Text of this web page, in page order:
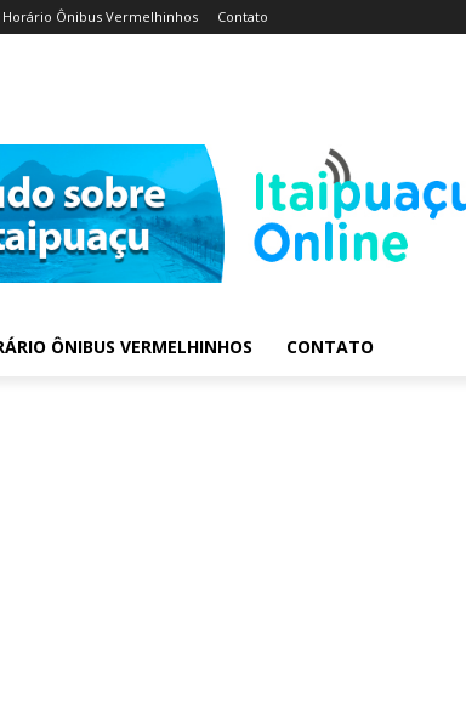
Horário Ônibus Vermelhinhos Contato
ÔNIBUS VERMELHINHOS CONTATO